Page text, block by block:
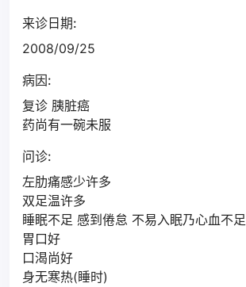
来诊日期:
2008/09/25
病因:
复诊 胰脏癌
药尚有一碗未服
问诊:
左肋痛感少许多
双足温许多
睡眠不足 感到倦怠 不易入眠乃心血不足
胃口好
口渴尚好
身无寒热(睡时)